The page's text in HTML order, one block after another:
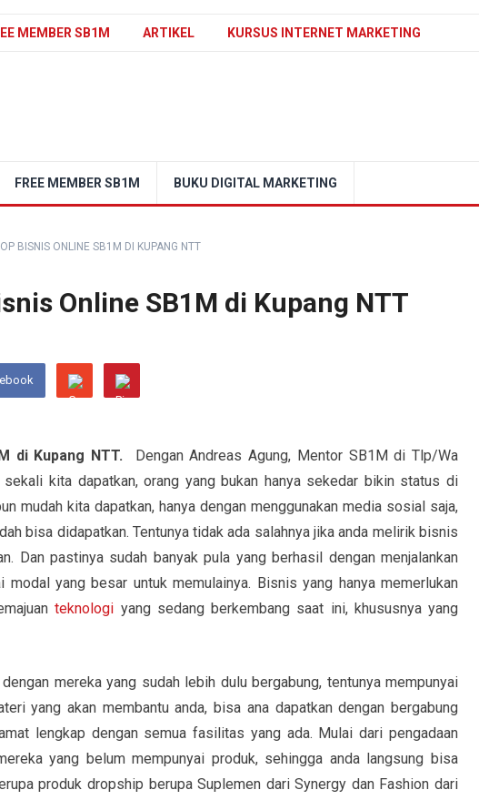
MEMBER SB1M ARTIKEL KURSUS INTERNET MARKETING
FREE MEMBER SB1M BUKU DIGITAL MARKETING
BISNIS ONLINE SB1M DI KUPANG NTT
Online SB1M di Kupang NTT
di Kupang NTT.
Dengan Andreas Agung, Mentor SB1M di Tlp/Wa
kita dapatkan, orang yang bukan hanya sekedar bikin status di
mudah kita dapatkan, hanya dengan menggunakan media sosial saja,
bisa didapatkan. Tentunya tidak ada salahnya jika anda melirik bisnis
Dan pastinya sudah banyak pula yang berhasil dengan menjalankan
yang besar untuk memulainya. Bisnis yang hanya memerlukan
teknologi yang sedang berkembang saat ini, khususnya yang
mereka yang sudah lebih dulu bergabung, tentunya mempunyai
yang akan membantu anda, bisa ana dapatkan dengan bergabung
lengkap dengan semua fasilitas yang ada. Mulai dari pengadaan
yang belum mempunyai produk, sehingga anda langsung bisa
produk dropship berupa Suplemen dari Synergy dan Fashion dari